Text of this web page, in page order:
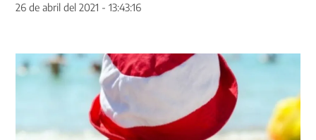
26 de abril del 2021 - 13:43:16